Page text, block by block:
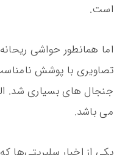
است.
اما همانطور حواشی
تصاویری با پوشش
جنجال های بسیاری شد.
می باشد.